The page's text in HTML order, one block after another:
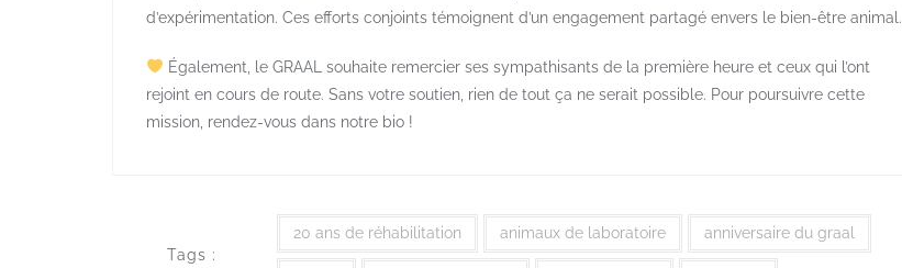
d’expérimentation. Ces efforts conjoints témoignent d’un engagement partagé envers le bien-être animal.
Également, le GRAAL souhaite remercier ses sympathisants de la première heure et ceux qui l’ont
rejoint en cours de route. Sans votre soutien, rien de tout ça ne serait possible. Pour poursuivre cette
mission, rendez-vous dans notre bio !
Tags :
20 ans de réhabilitation animaux de laboratoire anniversaire du graal